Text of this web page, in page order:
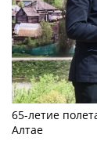
65-летие
Алтае